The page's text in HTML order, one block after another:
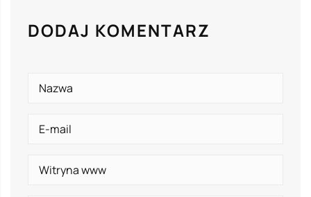
DODAJ KOMENTARZ